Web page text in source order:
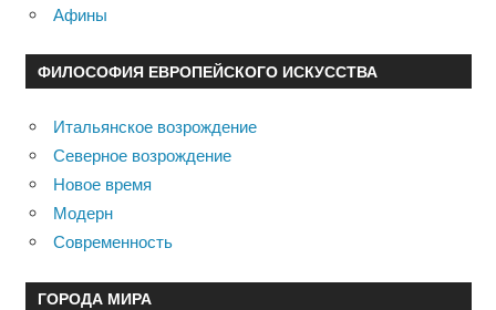
Афины
ФИЛОСОФИЯ ЕВРОПЕЙСКОГО ИСКУССТВА
Итальянское возрождение
Северное возрождение
Новое время
Модерн
Современность
ГОРОДА МИРА